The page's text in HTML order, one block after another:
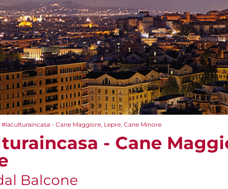
#laculturaincasa - Cane Maggiore, Lepre, Cane Minore
- Cane
Balcone